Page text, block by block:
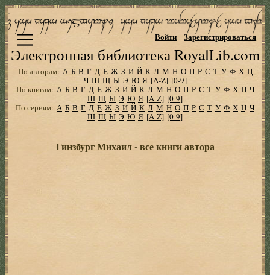
Электронная библиотека RoyalLib.com
Войти Зарегистрироваться
По авторам: А Б В Г Д Е Ж З И Й К Л М Н О П Р С Т У Ф Х Ц
Ч Ш Щ Ы Э Ю Я [A-Z] [0-9]
По книгам: А Б В Г Д Е Ж З И Й К Л М Н О П Р С Т У Ф Х Ц Ч
Ш Щ Ы Э Ю Я [A-Z] [0-9]
По сериям: А Б В Г Д Е Ж З И Й К Л М Н О П Р С Т У Ф Х Ц Ч
Ш Щ Ы Э Ю Я [A-Z] [0-9]
Гинзбург Михаил - все книги автора